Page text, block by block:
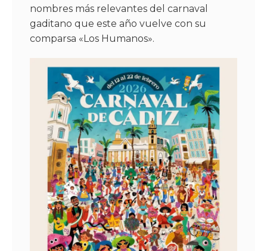
nombres más relevantes del carnaval
gaditano que este año vuelve con su
comparsa «Los Humanos».